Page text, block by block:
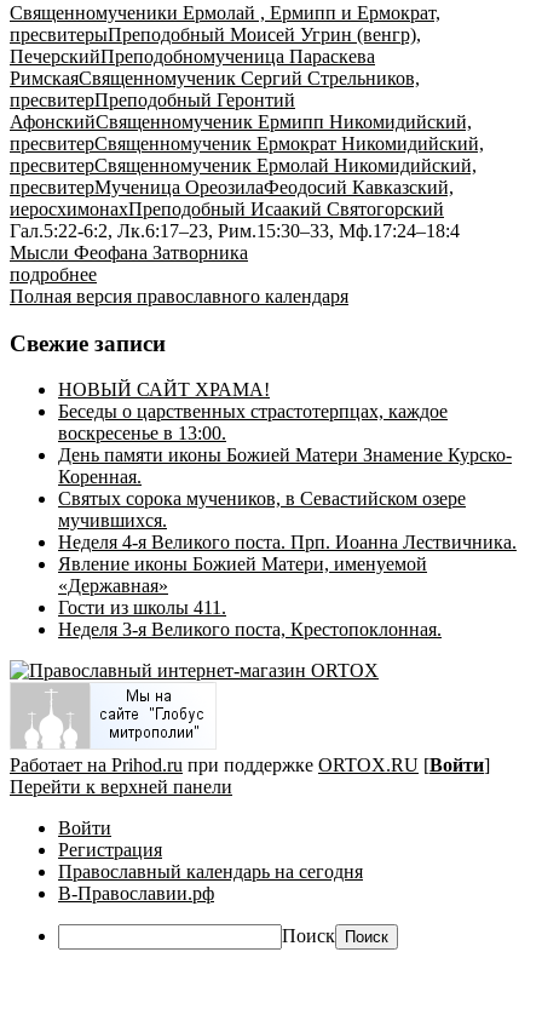
Священномученики Ермолай , Ермипп и Ермократ,
пресвитерыПреподобный Моисей Угрин (венгр),
ПечерскийПреподобномученица Параскева
РимскаяСвященномученик Сергий Стрельников,
пресвитерПреподобный Геронтий
АфонскийСвященномученик Ермипп Никомидийский,
пресвитерСвященномученик Ермократ Никомидийский,
пресвитерСвященномученик Ермолай Никомидийский,
пресвитерМученица ОреозилаФеодосий Кавказский,
иеросхимонахПреподобный Исаакий Святогорский
Гал.5:22-6:2, Лк.6:17–23, Рим.15:30–33, Мф.17:24–18:4
Мысли Феофана Затворника
подробнее
Полная версия православного календаря
Свежие записи
НОВЫЙ САЙТ ХРАМА!
Беседы о царственных страстотерпцах, каждое
воскресенье в 13:00.
День памяти иконы Божией Матери Знамение Курско-
Коренная.
Святых сорока мучеников, в Севастийском озере
мучившихся.
Неделя 4-я Великого поста. Прп. Иоанна Лествичника.
Явление иконы Божией Матери, именуемой
«Державная»
Гости из школы 411.
Неделя 3-я Великого поста, Крестопоклонная.
Работает на Prihod.ru при поддержке ORTOX.RU [Войти]
Перейти к верхней панели
Войти
Регистрация
Православный календарь на сегодня
В-Православии.рф
Поиск